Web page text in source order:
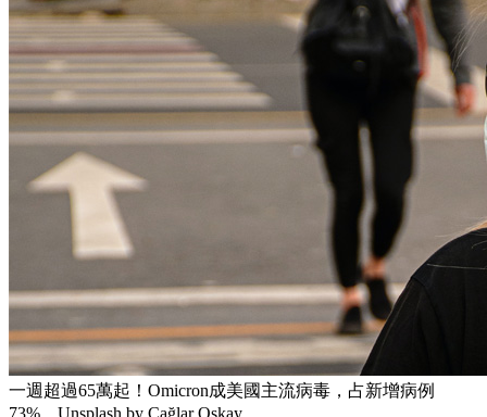
一週超過65萬起！Omicron成美國主流病毒，占新增病例
73%。Unsplash by Çağlar Oskay